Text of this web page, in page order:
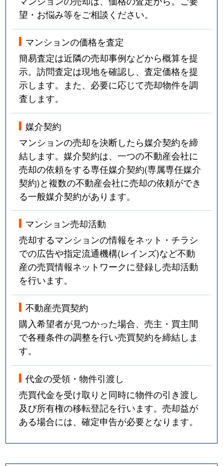
望・お悩み等をご相談ください。
マンションの価格を査定
簡易査定は近隣の売却事例などから概算を提
示。訪問査定は現地を確認し、査定価格を提
示します。また、必要に応じて売却物件を調
査します。
媒介契約
マンションの売却を決断したら媒介契約を締
結します。媒介契約は、一つの不動産会社に
売却の依頼をする専任媒介契約(専属専任媒介
契約)と複数の不動産会社に売却の依頼ができ
る一般媒介契約があります。
マンション売却活動
売却するマンションの情報をネット・チラシ
での広告や指定流通機構(レインズ)など不動
産の売買情報ネットワークに登録し売却活動
を行います。
不動産売買契約
購入希望者が見つかった場合、売主・買主間
で各種条件の調整を行い売買契約を締結しま
す。
代金の受領・物件引渡し
売買代金を受け取りと同時に物件の引き渡し
及び所有権の移転登記を行います。売却益が
ある場合には、確定申告が必要となります。